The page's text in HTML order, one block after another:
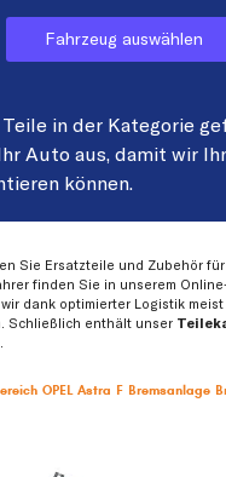
Fahrzeug auswählen
Teile in der Kategorie
Auto aus, damit wir
können.
Sie Ersatzteile und Zubehör
finden Sie in unserem
dank optimierter Logistik
Schließlich enthält unser
OPEL Astra F Bremsanlage